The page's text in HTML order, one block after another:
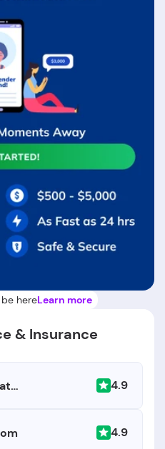
hereLearn more
& Insurance
Accelerated Strategies 4.9
4.9